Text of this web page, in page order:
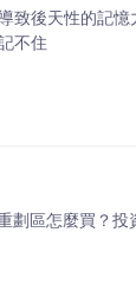
後天性的記
不住
區怎麼買？